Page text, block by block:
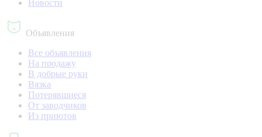
Новости
Объявления
Все объявления
На продажу
В добрые руки
Вязка
Потерявшиеся
От заводчиков
Из приютов